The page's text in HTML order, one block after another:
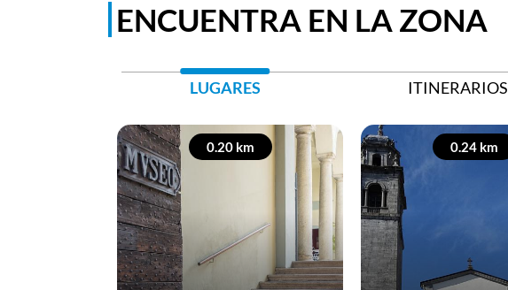
ENCUENTRA EN LA ZONA
LUGARES ITINERARIOS
0.20 km 0.24 km